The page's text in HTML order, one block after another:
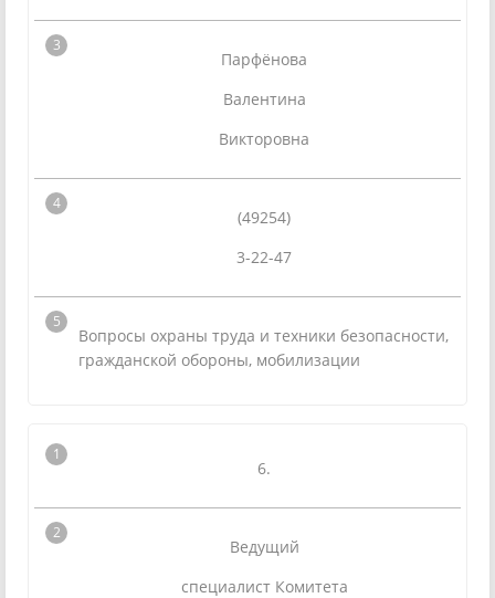
Парфёнова
Валентина
Викторовна
(49254)
3-22-47
Вопросы охраны труда и техники безопасности,
гражданской обороны, мобилизации
6.
Ведущий
специалист Комитета